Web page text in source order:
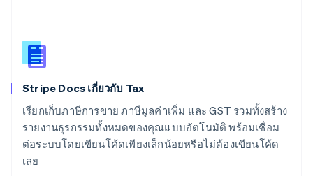
Stripe Docs เกี่ยวกับ Tax
เรียกเก็บภาษีการขาย ภาษีมูลค่าเพิ่ม และ GST รวมทั้งสร้าง
รายงานธุรกรรมทั้งหมดของคุณแบบอัตโนมัติ พร้อมเชื่อม
ต่อระบบโดยเขียนโค้ดเพียงเล็กน้อยหรือไม่ต้องเขียนโค้ด
เลย
English
สาธารณรัฐเช็ก
สิงคโปร์
English简体中文
ออสเตรเลีย
English
ออสเตรีย